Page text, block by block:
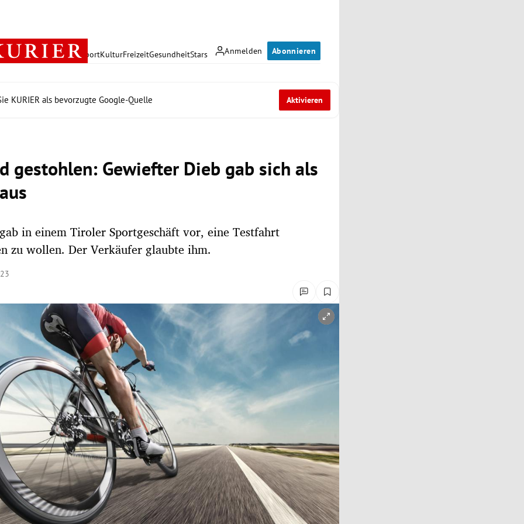
Anmelden Abonnieren
PolitikWirtschaft SportKulturFreizeitGesundheitStars
KURIER als bevorzugte Google-Quelle Aktivieren
gestohlen: Gewiefter Dieb gab sich als
in einem Tiroler Sportgeschäft vor, eine Testfahrt
zu wollen. Der Verkäufer glaubte ihm.
öffnen/schließen